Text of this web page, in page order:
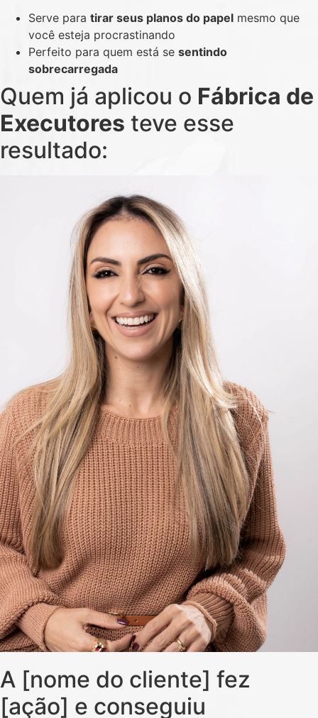
Serve para tirar seus planos do papel mesmo que
você esteja procrastinando
Perfeito para quem está se sentindo
sobrecarregada
Quem já aplicou o Fábrica de
Executores teve esse
resultado:
A [nome do cliente] fez
[ação] e conseguiu